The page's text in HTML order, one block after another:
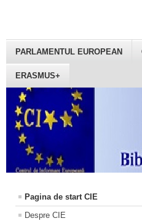
PARLAMENTUL EUROPEAN
ERASMUS+
Pagina de start CIE
Despre CIE